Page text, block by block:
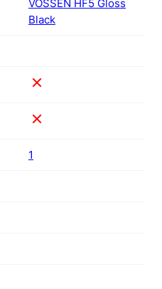
VOSSEN HF5 Gloss
Black
1